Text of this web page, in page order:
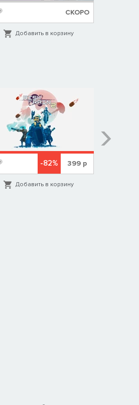
СКОРО
Добавить в корзину
-82% 399 р
Добавить в корзину